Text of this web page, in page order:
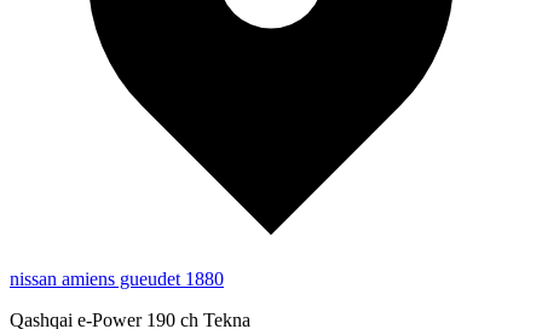
nissan amiens gueudet 1880
Qashqai e-Power 190 ch Tekna